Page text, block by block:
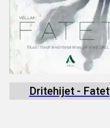
Dritehijet - Fatet